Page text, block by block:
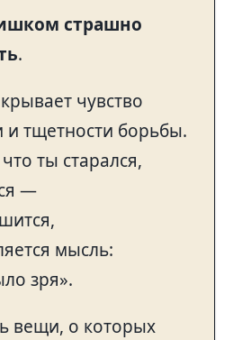
страшно
.
чувство
и тщетности борьбы.
ты старался,
—
мысль:
зря».
вещи, о которых